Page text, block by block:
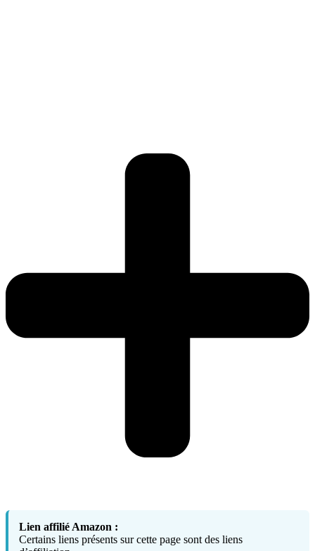
Lien affilié Amazon :
Certains liens présents sur cette page sont des liens